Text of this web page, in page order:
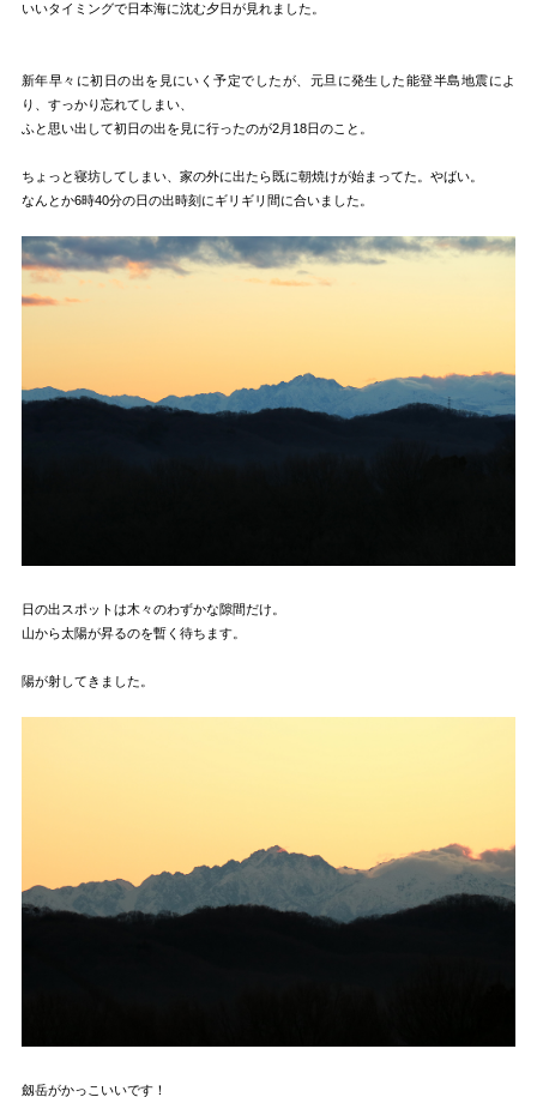
いいタイミングで日本海に沈む夕日が見れました。
新年早々に初日の出を見にいく予定でしたが、元旦に発生した能登半島地震によ
り、すっかり忘れてしまい、
ふと思い出して初日の出を見に行ったのが2月18日のこと。
ちょっと寝坊してしまい、家の外に出たら既に朝焼けが始まってた。やばい。
なんとか6時40分の日の出時刻にギリギリ間に合いました。
日の出スポットは木々のわずかな隙間だけ。
山から太陽が昇るのを暫く待ちます。
陽が射してきました。
劔岳がかっこいいです！